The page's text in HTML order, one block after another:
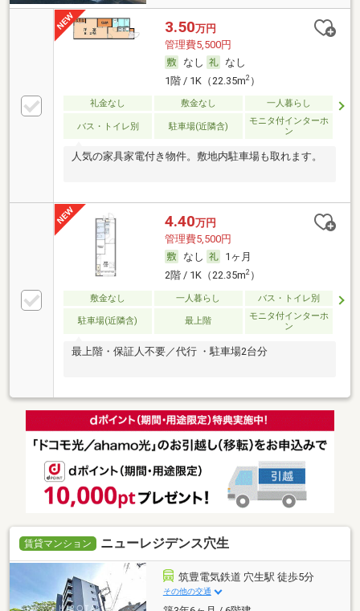
3.50万円
管理費5,500円
なし
なし
1階 / 1K（22.35m2）
礼金なし 敷金なし 一人暮らし
バス・トイレ別 駐車場(近隣含)
モニタ付インターホ
ン
人気の家具家電付き物件。敷地内駐車場も取れます。
4.40万円
管理費5,500円
なし
1ヶ月
2階 / 1K（22.35m2）
敷金なし 一人暮らし バス・トイレ別
駐車場(近隣含) 最上階
モニタ付インターホ
ン
最上階・保証人不要／代行 ・駐車場2台分
賃貸マンション ニューレジデンス穴生
筑豊電気鉄道 穴生駅 徒歩5分
その他の交通